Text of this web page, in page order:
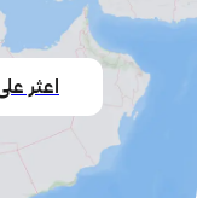
اعثر